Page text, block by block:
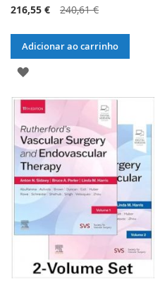
216,55 €
240,61 €
Adicionar ao carrinho
ADICIONAR
À
DE
DESEJOS